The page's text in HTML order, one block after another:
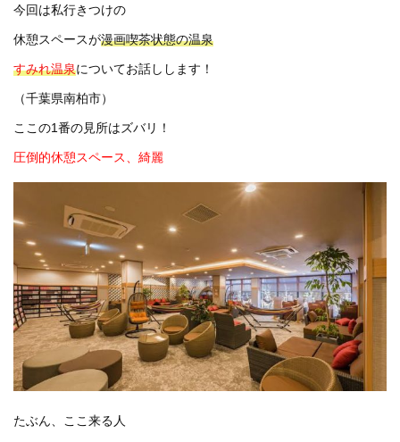
今回は私行きつけの
休憩スペースが漫画喫茶状態の温泉
すみれ温泉についてお話しします！
（千葉県南柏市）
ここの1番の見所はズバリ！
圧倒的休憩スペース、綺麗
たぶん、ここ来る人